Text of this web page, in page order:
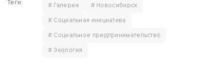
Теги: # Галерея
# Новосибирск
# Социальная инициатива
# Социальное предпринимательство
# Экология